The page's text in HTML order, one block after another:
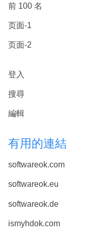
前 100 名
页面-1
页面-2
登入
搜尋
編輯
有用的連結
softwareok.com
softwareok.eu
softwareok.de
ismyhdok.com